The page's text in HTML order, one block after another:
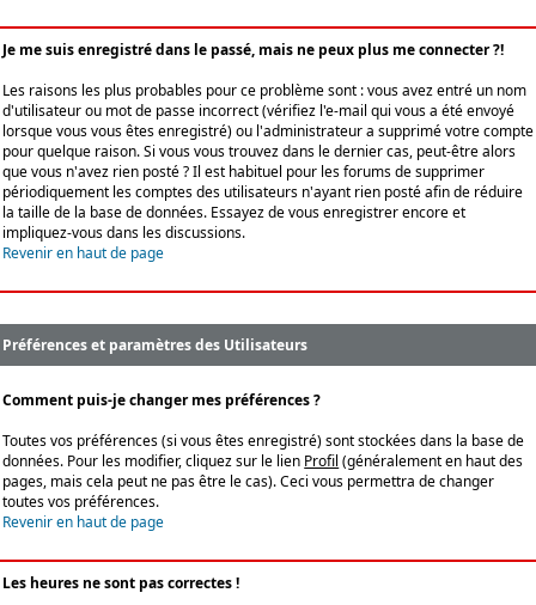
Je me suis enregistré dans le passé, mais ne peux plus me connecter ?!
Les raisons les plus probables pour ce problème sont : vous avez entré un nom
d'utilisateur ou mot de passe incorrect (vérifiez l'e-mail qui vous a été envoyé
lorsque vous vous êtes enregistré) ou l'administrateur a supprimé votre compte
pour quelque raison. Si vous vous trouvez dans le dernier cas, peut-être alors
que vous n'avez rien posté ? Il est habituel pour les forums de supprimer
périodiquement les comptes des utilisateurs n'ayant rien posté afin de réduire
la taille de la base de données. Essayez de vous enregistrer encore et
impliquez-vous dans les discussions.
Revenir en haut de page
Préférences et paramètres des Utilisateurs
Comment puis-je changer mes préférences ?
Toutes vos préférences (si vous êtes enregistré) sont stockées dans la base de
données. Pour les modifier, cliquez sur le lien Profil (généralement en haut des
pages, mais cela peut ne pas être le cas). Ceci vous permettra de changer
toutes vos préférences.
Revenir en haut de page
Les heures ne sont pas correctes !